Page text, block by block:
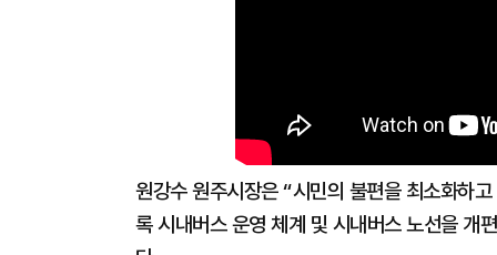
원강수 원주시장은 “시민의 불편을 최소화하
록 시내버스 운영 체계 및 시내버스 노선을 개